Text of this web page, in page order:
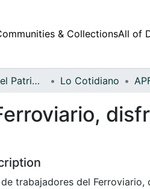
& CollectionsAll of
Fondo Archivo del Patrimonio Fotográfico y Fílmico del Valle del Cauca Lo Cotidiano
trabajadores del